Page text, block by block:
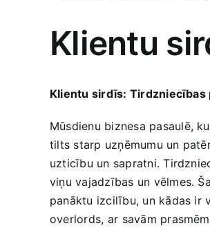
Image
Klientu
Klientu ‌sirdīs: Tirdzniecības
Mūsdienu biznesa pasaulē,
tilts starp uzņēmumu un
uzticību un sapratni.
viņu vajadzības ​un vēlmes.
panāktu izcilību, un kādas ir
overlords, ⁣ar‍ savām